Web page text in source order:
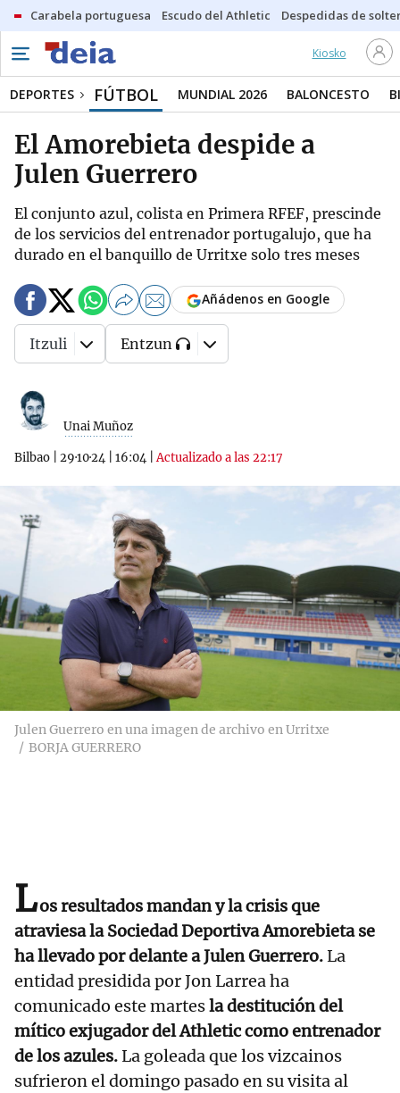
Carabela portuguesa Escudo del Athletic Despedidas de
Kiosko
DEPORTES FÚTBOL MUNDIAL 2026 BALONCESTO
El Amorebieta despide a
Julen Guerrero
El conjunto azul, colista en Primera RFEF, prescinde
de los servicios del entrenador portugalujo, que ha
durado en el banquillo de Urritxe solo tres meses
Unai Muñoz
Bilbao 29·10·24 16:04 |Actualizado a las 22:17
Añádenos en Google
Itzuli Entzun
Julen Guerrero en una imagen de archivo en Urritxe
BORJA GUERRERO
Los resultados mandan y la crisis que
atraviesa la Sociedad Deportiva Amorebieta se
ha llevado por delante a Julen Guerrero.La
entidad presidida por Jon Larrea ha
comunicado este martesla destitución del
mítico exjugador del Athletic como entrenador
de los azules.La goleada que los vizcainos
sufrieron el domingo pasado en su visita al